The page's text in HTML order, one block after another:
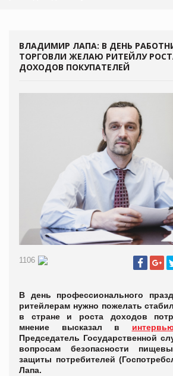
ВЛАДИМИР ЛАПА: В ДЕНЬ
ТОРГОВЛИ ЖЕЛАЮ РИТЕЙЛУ
ДОХОДОВ ПОКУПАТЕЛЕЙ
1106
В день профессионального
ритейлерам нужно пожелать
в стране и роста доходов
мнение высказал в
Председатель Государственной
вопросам безопасности
защиты потребителей
Лапа.